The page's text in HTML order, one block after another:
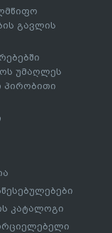
გავლის
უმაღლეს
პირობითი
კატალოგი